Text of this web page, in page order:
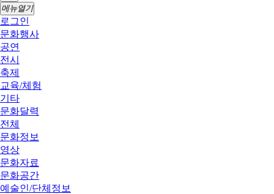
메뉴열기
로그인
문화행사
공연
전시
축제
교육/체험
기타
문화달력
전체
문화정보
영상
문화자료
문화공간
예술인/단체정보